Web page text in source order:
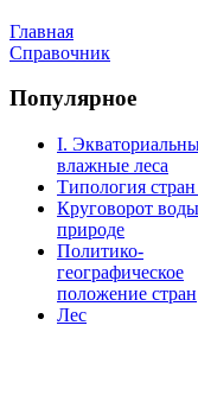
Главная
Справочник
Популярное
I.
влажные леса
Типология
Круговорот
природе
Политико-
географическое
положение стран
Лес